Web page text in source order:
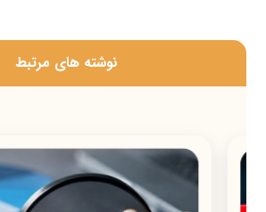
‫نوشته های مرتبط